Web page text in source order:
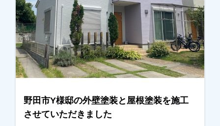
でも外壁塗装をお考えのお客様、まずはご相談か
らでも大丈夫です！現地調査、お見積りはもちろ
ん無料にておこなっております。またお支払い方
法につきましても、無金利ローンも取り扱ってま
すので、ご遠慮なくお申しつけください。お待ち
しております。
野田市Y様邸の外壁塗装と屋根塗装を施工
させていただきました